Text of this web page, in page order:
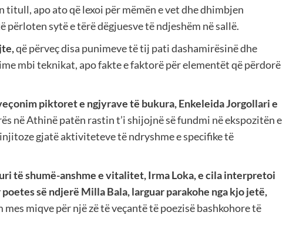
apo ato që lexoi për mëmën e vet dhe dhimbjen
përloten sytë e tërë dëgjuesve të ndjeshëm në sallë.
që përveç disa punimeve të tij pati dashamirësinë dhe
mbi teknikat, apo fakte e faktorë për elementët që përdorë
piktoret e ngjyrave të bukura, Enkeleida Jorgollari e
në Athinë patën rastin t’i shijojnë së fundmi në ekspozitën e
gjatë aktiviteteve të ndryshme e specifike të
të shumë-anshme e vitalitet, Irma Loka, e cila interpretoi
së ndjerë Milla Bala, larguar parakohe nga kjo jetë,
miqve për një zë të veçantë të poezisë bashkohore të